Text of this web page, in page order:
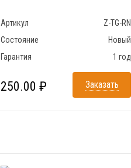
Артикул
Z-TG-RN
Состояние
Новый
Гарантия
1 год
250.00 ₽ Заказать